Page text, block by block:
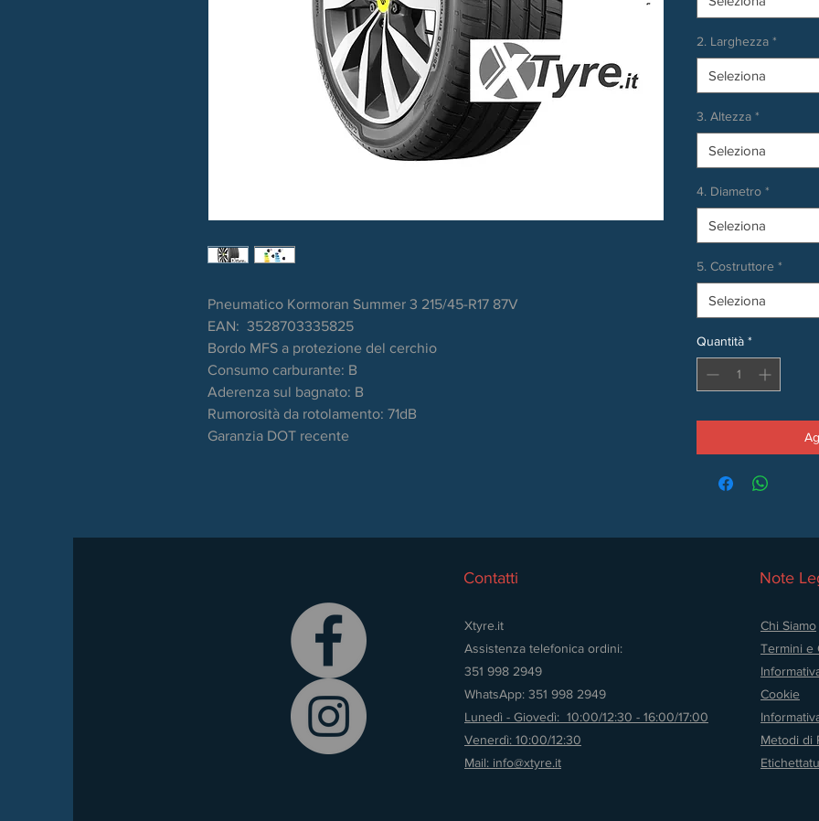
Pneumatico Kormoran Summer 3 215/45-R17 87V
EAN: 3528703335825
Bordo MFS a protezione del cerchio
Consumo carburante: B
Aderenza sul bagnato: B
Rumorosità da rotolamento: 71dB
Garanzia DOT recente
2. Larghezza *
Seleziona
3. Altezza *
Seleziona
4. Diametro *
Seleziona
5. Costruttore *
Seleziona
Quantità *
Contatti
Xtyre.it
Assistenza telefonica ordini:
351 998 2949
WhatsApp: 351 998 2949
Lunedì - Giovedì: 10:00/12:30 - 16:00/17:00
Venerdì: 10:00/12:30
Mail: info@xtyre.it
Note
Chi Siamo
Termini e
Cookie
Metodi di